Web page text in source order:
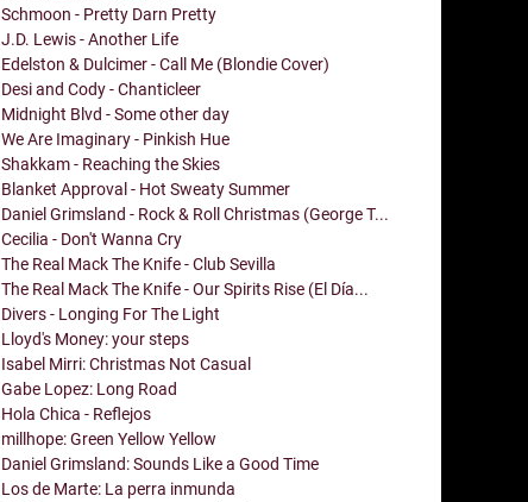
Schmoon - Pretty Darn Pretty
J.D. Lewis - Another Life
Edelston & Dulcimer - Call Me (Blondie Cover)
Desi and Cody - Chanticleer
Midnight Blvd - Some other day
We Are Imaginary - Pinkish Hue
Shakkam - Reaching the Skies
Blanket Approval - Hot Sweaty Summer
Daniel Grimsland - Rock & Roll Christmas (George T...
Cecilia - Don't Wanna Cry
The Real Mack The Knife - Club Sevilla
The Real Mack The Knife - Our Spirits Rise (El Día...
Divers - Longing For The Light
Lloyd's Money: your steps
Isabel Mirri: Christmas Not Casual
Gabe Lopez: Long Road
Hola Chica - Reflejos
millhope: Green Yellow Yellow
Daniel Grimsland: Sounds Like a Good Time
Los de Marte: La perra inmunda